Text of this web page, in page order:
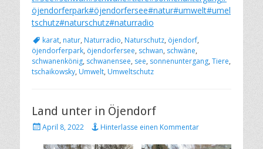
öjendorferpark#öjendorfersee#natur#umwelt#umel
tschutz#naturschutz#naturradio
Schlagworte
karat, natur, Naturradio, Naturschutz, öjendorf,
öjendorferpark, öjendorfersee, schwan, schwäne,
schwanenkönig, schwanensee, see, sonnenuntergang, Tiere,
tschaikowsky, Umwelt, Umweltschutz
Land unter in Öjendorf
Veröffentlicht
April 8, 2022 Hinterlasse einen Kommentar